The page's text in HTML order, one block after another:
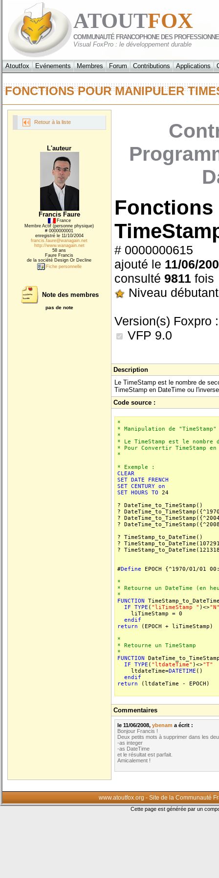
ATOUTFOX
COMMUNAUTÉ FRANCOPHONE DES
Visual FoxPro : le développement durable
Atoutfox Evénements Membres Forum Contributions Applications
FONCTIONS POUR MANIPULER
Retour à la liste
L'auteur
Francis Faure
France
Membre Actif (personne physique)
# 0000000001
enregistré le 11/10/2004
francis.faure@wanagain.net
http://www.wanagain.net
58 ans
Faure Francis
de la société Design Or Decline
Fiche personnelle
Note des membres
pas de note
# 0000000615
ajouté le 11/06/
consulté 9811 fois
Niveau débutant
Version(s) Foxpro :
VFP 9.0
Description
Le TimeStamp est le nombre de
TimeStamp en DateTime ou
Code source :
*
* Manipulation de "TimeStamp"
*
* Le TimeStamp est le
* Pour Convertir TimeStamp
*
* Exemple :
CLEAR
SET DATE
FRENCH
SET CENTURY on
SET HOURS TO 24
? DateTime_to_TimeStamp()
?
?
?
? TimeStamp_to_DateTime()
?
?
#Define EPOCH {^1970/01/01
*
* Retourne un DateTime (en
*
FUNCTION
IF
TYPE ( "liTimeStamp " )<>
liTimeStamp = 0
endif
return (EPOCH + liTimeStamp)
*
* Retourne un TimeStamp
*
FUNCTION
IF
TYPE ( "ltdateTime" )<>"T"
ltdateTime=DATETIME ()
endif
return (ltdateTime - EPOCH)
Commentaires
le 11/06/2008, ybenam a écrit :
Bonjour Francis !
Deux petits mots à supprimer dans les
-as integer
-as DateTime
et le résultat est parfait.
Amicalement !
www.atoutfox.org - Site de la Communauté
Cette page est générée par un